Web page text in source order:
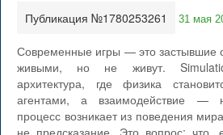
Публикация №1780253261 31 мая
Современные игры — это застывшие
живыми, но не живут.
архитектура, где физика
агентами, а взаимодействие —
процесс возникает из поведения
не предсказание. Это вопрос: что,